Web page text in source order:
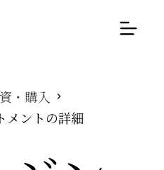
・購入
メントの詳細